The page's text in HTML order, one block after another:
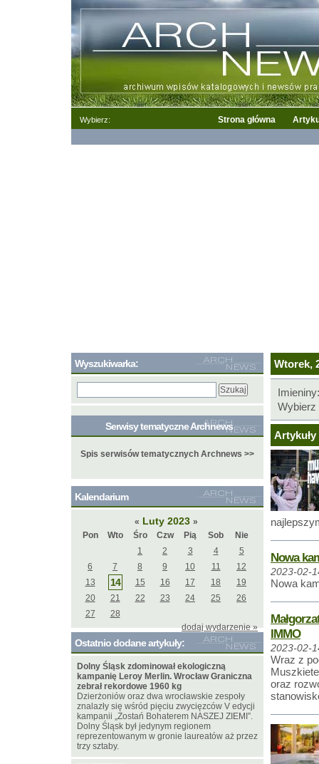
Wybierz: Strona główna
Wtorek,
Wybierz
Nowa
2023-02-
Nowa
IMMO
2023-02-
Wraz z
oraz
Wyszukiwarka:
Serwisy tematyczne Archnews
Spis serwisów tematycznych Archnews >>
Kalendarium
« Luty 2023 »
Pon
Wto Śro Czw Pią Sob
Nie
1
2 3 4
5
6
7 8 9 10 11
12
13
14 15 16 17 18
19
20
21 22 23 24 25
26
27
28
dodaj wydarzenie »
Ostatnio dodane artykuły:
Dolny Śląsk zdominował ekologiczną
kampanię Leroy Merlin. Wrocław Graniczna
zebrał rekordowe 1960 kg
Dzierżoniów oraz dwa wrocławskie zespoły
znalazły się wśród pięciu zwycięzców V edycji
kampanii „Zostań Bohaterem NASZEJ ZIEMI”.
Dolny Śląsk był jedynym regionem
reprezentowanym w gronie laureatów aż przez
trzy sztaby.